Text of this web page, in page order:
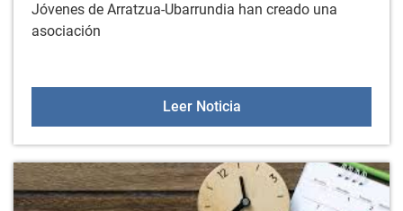
Jóvenes de Arratzua-Ubarrundia han creado una
asociación
Leer NoticiaAsociación de jóvenes